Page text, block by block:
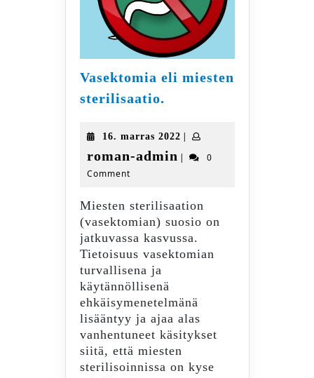
Vasektomia eli miesten
sterilisaatio.
sterilisaatio.
16. marras 202216.
marras
|
roman-admin roman-
|
0
Comment
Miesten sterilisaation
(vasektomian) suosio on
jatkuvassa kasvussa.
Tietoisuus vasektomian
turvallisena ja
käytännöllisenä
ehkäisymenetelmänä
lisääntyy ja ajaa alas
vanhentuneet käsitykset
siitä, että miesten
sterilisoinnissa on kyse